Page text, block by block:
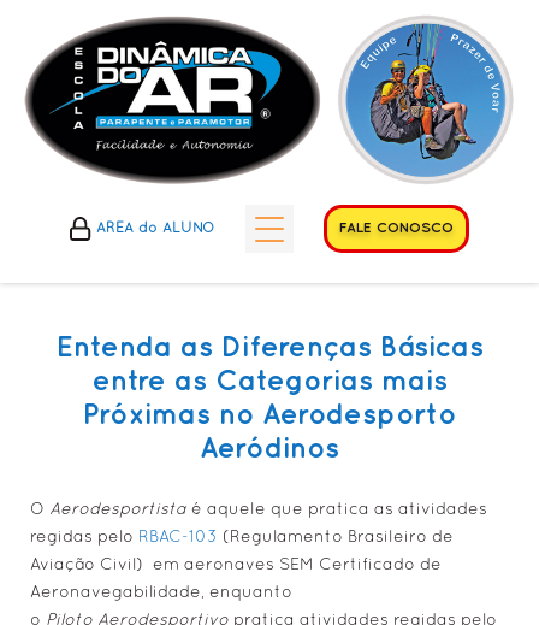
• Histórico do Esporte
• Histórico do Clube
• Histórico da Escola
• Cursos Propostos
• Diferenciais Escola
✓ Curso ParaPente (PG)
ÁREA do ALUNO FALE CONOSCO
Entenda as Diferenças Básicas
entre as Categorias mais
Próximas no Aerodesporto
Aeródinos
O Aerodesportista é aquele que pratica as atividades
regidas pelo RBAC-103 (Regulamento Brasileiro de
Aviação Civil) em aeronaves SEM Certificado de
Aeronavegabilidade, enquanto
o Piloto Aerodesportivo pratica atividades regidas pelo